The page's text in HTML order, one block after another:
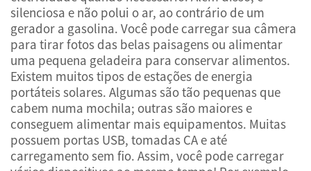
silenciosa e não polui o ar, ao contrário de um
gerador a gasolina. Você pode carregar sua câmera
para tirar fotos das belas paisagens ou alimentar
uma pequena geladeira para conservar alimentos.
Existem muitos tipos de estações de energia
portáteis solares. Algumas são tão pequenas que
cabem numa mochila; outras são maiores e
conseguem alimentar mais equipamentos. Muitas
possuem portas USB, tomadas CA e até
carregamento sem fio. Assim, você pode carregar